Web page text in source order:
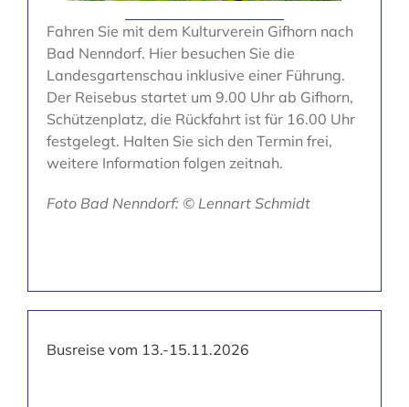
Fahren Sie mit dem Kulturverein Gifhorn nach
Bad Nenndorf. Hier besuchen Sie die
Landesgartenschau inklusive einer Führung.
Der Reisebus startet um 9.00 Uhr ab Gifhorn,
Schützenplatz, die Rückfahrt ist für 16.00 Uhr
festgelegt. Halten Sie sich den Termin frei,
weitere Information folgen zeitnah.
Foto Bad Nenndorf: © Lennart Schmidt
Busreise vom 13.-15.11.2026